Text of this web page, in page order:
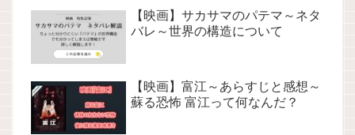
【映画】サカサマのパテマ～ネタ
バレ～世界の構造について
【映画】富江～あらすじと感想～
蘇る恐怖 富江って何なんだ？